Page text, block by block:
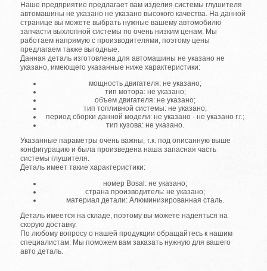
Наше предприятие предлагает вам изделия системы глушителя
автомашины не указано не указано высокого качества. На данной
странице вы можете выбрать нужные вашему автомобилю
запчасти выхлопной системы по очень низким ценам. Мы
работаем напрямую с производителями, поэтому цены
предлагаем также выгодные.
Данная деталь изготовлена для автомашины не указано не
указано, имеющего указанные ниже характеристики:
мощность двигателя: не указано;
тип мотора: не указано;
объем двигателя: не указано;
тип топливной системы: не указано;
период сборки данной модели: не указано - не указано г.г.;
тип кузова: не указано.
Указанные параметры очень важны, т.к. под описанную выше
конфигурацию и была произведена наша запасная часть
системы глушителя.
Деталь имеет такие характеристики:
номер Bosal: не указано;
страна производитель: не указано;
материал детали: Алюминизированная сталь.
Деталь имеется на складе, поэтому вы можете надеяться на
скорую доставку.
По любому вопросу о нашей продукции обращайтесь к нашим
специалистам. Мы поможем вам заказать нужную для вашего
авто деталь.